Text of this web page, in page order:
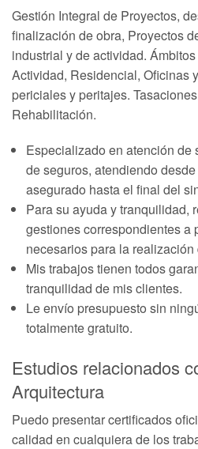
Gestión Integral de Proyectos,
finalización de obra, Proyectos
industrial y de actividad.
Actividad, Residencial, Oficinas
periciales y peritajes.
Rehabilitación.
Especializado en atención de
de seguros, atendiendo
asegurado hasta el final del
Para su ayuda y tranquilidad,
gestiones correspondientes a
necesarios para la
Mis trabajos tienen todos
tranquilidad de mis clientes.
Le envío presupuesto sin
totalmente gratuito.
Estudios relacionados
Arquitectura
Puedo presentar certificados
calidad en cualquiera de los